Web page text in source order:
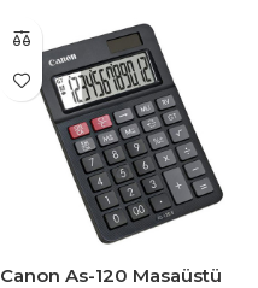
Canon As-120 Masaüstü